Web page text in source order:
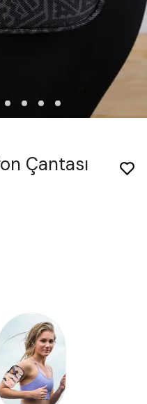
Çantası